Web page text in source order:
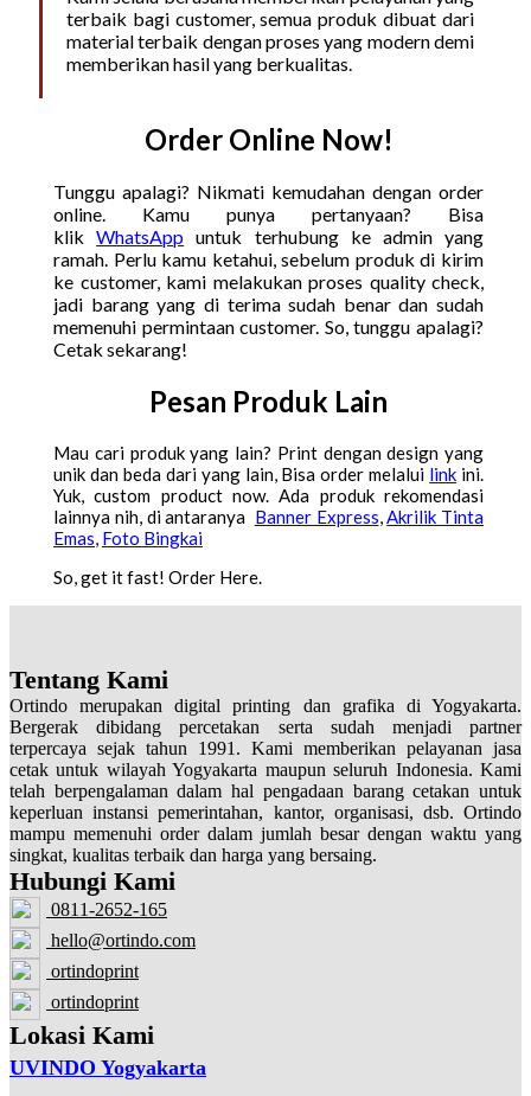
terbaik bagi customer, semua produk dibuat dari
material terbaik dengan proses yang modern demi
memberikan hasil yang berkualitas.
Order Online Now!
Tunggu apalagi? Nikmati kemudahan dengan order
online. Kamu punya pertanyaan? Bisa
klikWhatsApp untuk terhubung ke admin yang
ramah. Perlu kamu ketahui, sebelum produk di kirim
ke customer, kami melakukan proses quality check,
jadi barang yang di terima sudah benar dan sudah
memenuhi permintaan customer. So, tunggu apalagi?
Cetak sekarang!
Pesan Produk Lain
Mau cari produk yang lain? Print dengan design yang
unik dan beda dari yang lain, Bisa order melalui link ini.
Yuk, custom product now. Ada produk rekomendasi
lainnya nih, di antaranya Banner Express Akrilik Tinta
Emas Foto Bingkai
So, get it fast! Order Here.
Tentang Kami
Ortindo merupakan digital printing dan grafika di Yogyakarta.
Bergerak dibidang percetakan serta sudah menjadi partner
terpercaya sejak tahun 1991. Kami memberikan pelayanan jasa
cetak untuk wilayah Yogyakarta maupun seluruh Indonesia. Kami
telah berpengalaman dalam hal pengadaan barang cetakan untuk
keperluan instansi pemerintahan, kantor, organisasi, dsb. Ortindo
mampu memenuhi order dalam jumlah besar dengan waktu yang
singkat, kualitas terbaik dan harga yang bersaing.
Hubungi Kami
0811-2652-165
hello@ortindo.com
ortindoprint
ortindoprint
Lokasi Kami
UVINDO Yogyakarta